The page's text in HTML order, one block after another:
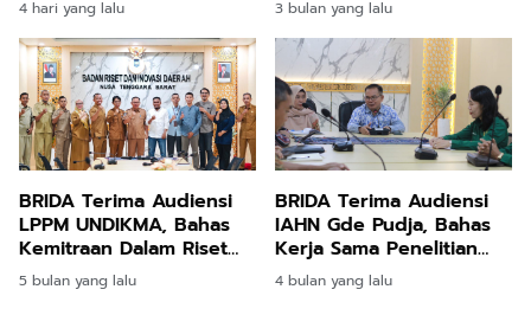
Kuliah Untuk Santri
4 hari yang lalu 3 bulan yang lalu
BRIDA Terima Audiensi
LPPM UNDIKMA, Bahas
Kemitraan Dalam Riset
dan Pengabdian
5 bulan yang lalu
BRIDA Terima Audiensi
IAHN Gde Pudja, Bahas
Kerja Sama Penelitian
dan Publikasi
4 bulan yang lalu